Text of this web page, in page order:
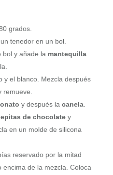
grados.
tenedor en un bol.
bol y añade la mantequilla
y el blanco. Mezcla después
remueve.
y después la canela.
de chocolatey
en un molde de silicona
reservado por la mitad
encima de la mezcla. Coloca